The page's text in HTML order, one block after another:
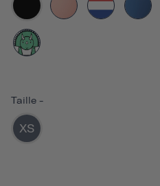
Taille -
XS